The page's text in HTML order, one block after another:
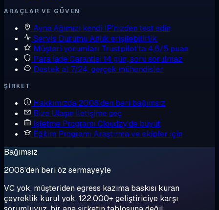
ARAÇLAR VE GÜVEN
AynaAğımızı kendi IP'nizden test edin
Servis Durumu Anlık erişilebilirlik
Müşteri yorumları Trustpilot'ta 4,6/5 puan
Para İade Garantisi 14 gün, soru sorulmaz
Destek al 7/24, gerçek mühendisler
ŞIRKET
Hakkımızda 2008'den beri bağımsız
Bize Ulaşın İletişime geç
İşletme Programı Cloudzy'de büyüt
Eğitim Programı Araştırma ve ekipler için
Bağımsız
2008'den beri öz sermayeyle
VC yok, müşteriden egress kazıma baskısı kuran
çeyreklik kurul yok. 122.000+ geliştiriciye karşı